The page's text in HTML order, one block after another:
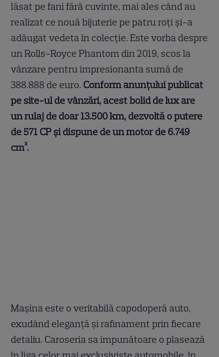
lăsat pe fani fără cuvinte, mai ales când au
realizat ce nouă bijuterie pe patru roți și-a
adăugat vedeta în colecție. Este vorba despre
un Rolls-Royce Phantom din 2019, scos la
vânzare pentru impresionanta sumă de
388.888 de euro. Conform anunțului publicat
pe site-ul de vânzări, acest bolid de lux are
un rulaj de doar 13.500 km, dezvoltă o putere
de 571 CP și dispune de un motor de 6.749
cm³.
Mașina este o veritabilă capodoperă auto,
exudând eleganță și rafinament prin fiecare
detaliu. Caroseria sa impunătoare o plasează